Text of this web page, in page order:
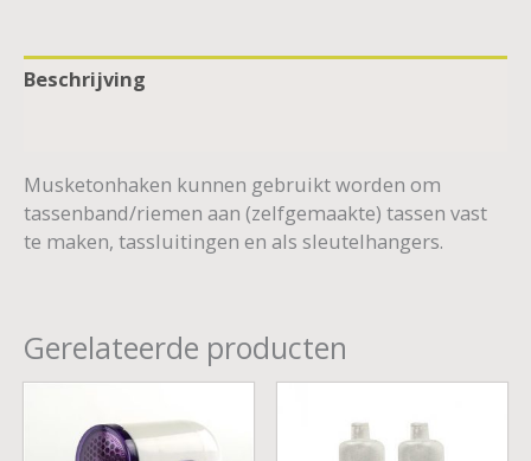
Beschrijving
Musketonhaken kunnen gebruikt worden om
tassenband/riemen aan (zelfgemaakte) tassen vast
te maken, tassluitingen en als sleutelhangers.
Gerelateerde producten